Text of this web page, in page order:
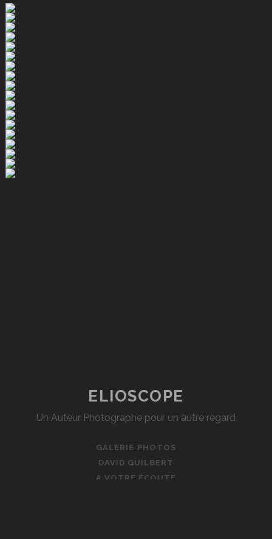
ELIOSCOPE
Un Auteur Photographe pour un autre regard
GALERIE PHOTOS
DAVID GUILBERT
A VOTRE ÉCOUTE